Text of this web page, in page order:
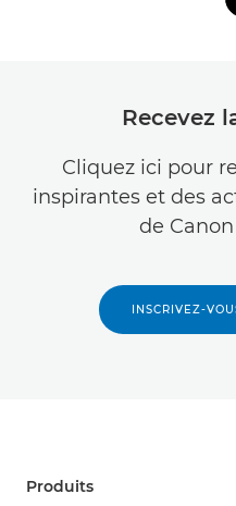
Recevez
Cliquez ici pour
inspirantes et des
de
INSCRIVEZ-
Produits